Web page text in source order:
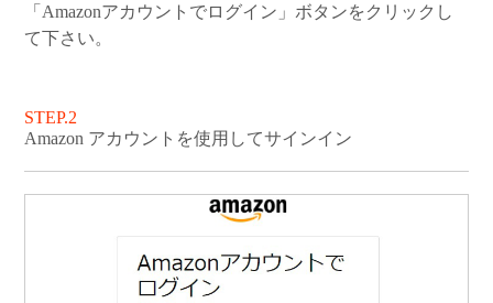
「Amazonアカウントでログイン」ボタンをクリックし
て下さい。
STEP.2
Amazon アカウントを使用してサインイン